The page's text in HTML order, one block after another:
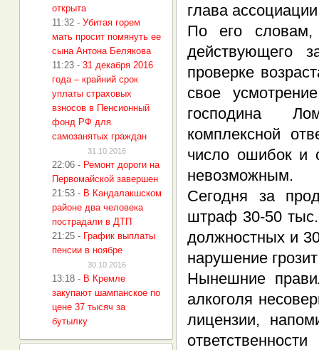
глава
По его словам,
действующего
проверке
свое
господина
комплексной
число ошибок и
невозможным.
Сегодня за
штраф 30-50
должностных и
нарушение
Нынешние
алкоголя
лицензии,
открыта
11:32 - Убитая горем
мать просит помянуть ее
сына Антона Белякова
11:23 - 31 декабря 2016
года – крайний срок
уплаты страховых
взносов в Пенсионный
фонд РФ для
самозанятых граждан
31.10.2016
22:06 - Ремонт дороги на
Первомайской завершен
21:53 - В Кандалакшском
районе два человека
пострадали в ДТП
21:25 - График выплаты
пенсии в ноябре
30.10.2016
13:18 - В Кремле
закупают шампанское по
цене 37 тысяч за
бутылку